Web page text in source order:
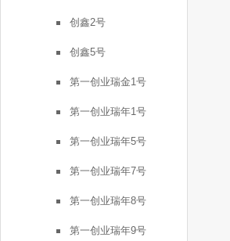
创鑫2号
创鑫5号
第一创业瑞金1号
第一创业瑞年1号
第一创业瑞年5号
第一创业瑞年7号
第一创业瑞年8号
第一创业瑞年9号